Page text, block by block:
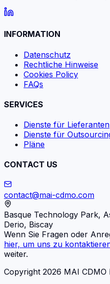
INFORMATION
Datenschutz
Rechtliche Hinweise
Cookies Policy
FAQs
SERVICES
Dienste für Lieferanten
Dienste für
Pläne
CONTACT US
contact@mai-cdmo.com
Basque Technology Park,
Derio, Biscay
Wenn Sie Fragen oder
hier, um uns zu
weiter.
Copyright 2026 MAI